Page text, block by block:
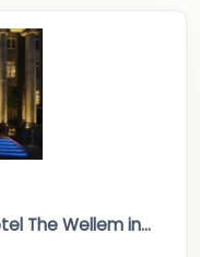
The Wellem in...